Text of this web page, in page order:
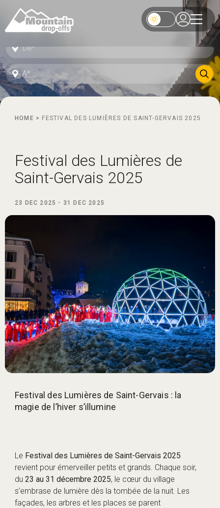
HOME > FESTIVAL DES LUMIÈRES DE SAINT-GERVAIS 2025
Festival des Lumières de
Saint-Gervais 2025
23 DEC 2025 - 31 DEC 2025
Festival des Lumières de Saint-Gervais : la
magie de l’hiver s’illumine
Le Festival des Lumières de Saint-Gervais 2025
revient pour émerveiller petits et grands. Chaque soir,
du 23 au 31 décembre 2025, le cœur du village
s’embrase de lumière dès la tombée de la nuit. Les
façades, les arbres et les places se parent